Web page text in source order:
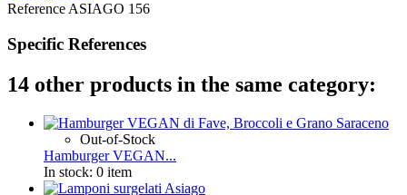
ReferenceASIAGO 156
Specific References
14 other products in the same category:
Out-of-Stock
Hamburger VEGAN...
In stock: 0 item